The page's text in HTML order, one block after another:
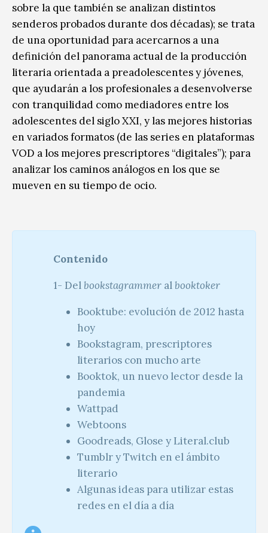
sobre la que también se analizan distintos
senderos probados durante dos décadas); se trata
de una oportunidad para acercarnos a una
definición del panorama actual de la producción
literaria orientada a preadolescentes y jóvenes,
que ayudarán a los profesionales a desenvolverse
con tranquilidad como mediadores entre los
adolescentes del siglo XXI, y las mejores historias
en variados formatos (de las series en plataformas
VOD a los mejores prescriptores “digitales”); para
analizar los caminos análogos en los que se
mueven en su tiempo de ocio.
Contenido
1- Delbookstagrammer albooktoker
Booktube: evolución de 2012 hasta
hoy
Bookstagram, prescriptores
literarios con mucho arte
Booktok, un nuevo lector desde la
pandemia
Wattpad
Webtoons
Goodreads, Glose y Literal.club
Tumblr y Twitch en el ámbito
literario
Algunas ideas para utilizar estas
redes en el día a día